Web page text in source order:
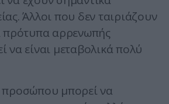
Άλλοι που δεν ταιριάζουν
πρότυπα αρρενωπής
να είναι μεταβολικά πολύ
μπορεί να